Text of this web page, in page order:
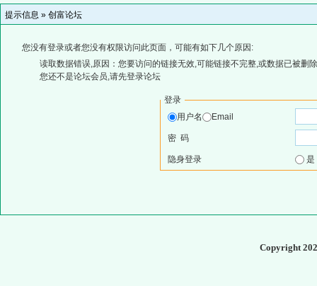
提示信息 » 创富论坛
您没有登录或者您没有权限访问此页面，可能有如下几个原因:
读取数据错误,原因：您要访问的链接无效,可能链接不完整,或数据已被删
您还不是论坛会员,请先登录论坛
登录
用户名
Email
密 码
隐身登录
Copyright